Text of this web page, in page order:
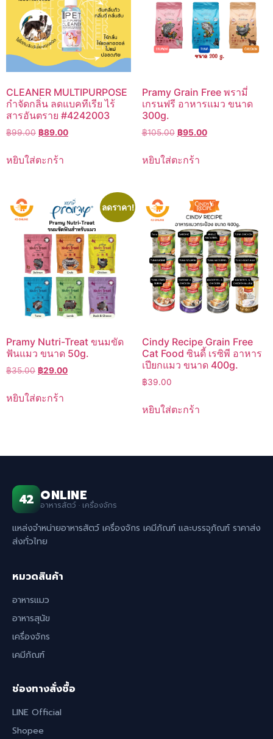
CLEANER MULTIPURPOSE
กำจัดกลิ่น ลดแบคทีเรีย ไร้
สารอันตราย #4242003
฿99.00 Original
was:
฿89.00Current
หยิบใส่ตะกร้า
Pramy Grain Free พรามี่
เกรนฟรี อาหารแมว ขนาด
300g.
฿105.00 Original
was:
฿95.00Current
หยิบใส่ตะกร้า
ลดราคา!
Pramy Nutri-Treat ขนมขัด
ฟันแมว ขนาด 50g.
฿35.00 Original
was:
฿29.00Current
หยิบใส่ตะกร้า
Cindy Recipe Grain Free
Cat Food ซินดี้ เรซิพี อาหาร
เปียกแมว ขนาด 400g.
฿39.00
หยิบใส่ตะกร้า
42 ONLINE
อาหารสัตว์ · เครื่องจักร
แหล่งจำหน่ายอาหารสัตว์ เครื่องจักร เคมีภัณฑ์ และบรรจุภัณฑ์ ราคาส่ง
ส่งทั่วไทย
หมวดสินค้า
อาหารแมว
อาหารสุนัข
เครื่องจักร
เคมีภัณฑ์
ช่องทางสั่งซื้อ
LINE Official
Shopee